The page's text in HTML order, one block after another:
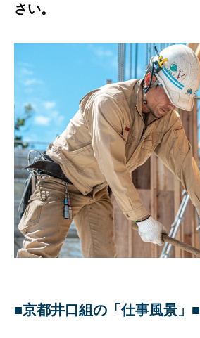
さい。
■京都井口組の「仕事風景」■